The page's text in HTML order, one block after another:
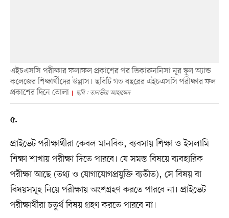
এইচএসসি পরীক্ষার ফলাফল প্রকাশের পর ভিকারুননিসা নূর স্কুল অ্যান্ড
কলেজের শিক্ষার্থীদের উল্লাস। ছবিটি গত বছরের এইচএসসি পরীক্ষার ফল
প্রকাশের দিনে তোলা
ছবি : তানভীর আহাম্মেদ
৫.
প্রাইভেট পরীক্ষার্থীরা কেবল মানবিক, ব্যবসায় শিক্ষা ও ইসলামি
শিক্ষা শাখায় পরীক্ষা দিতে পারবে। যে সমস্ত বিষয়ে ব্যবহারিক
পরীক্ষা আছে (তথ্য ও যোগাযোগপ্রযুক্তি ব্যতীত), সে বিষয় বা
বিষয়সমূহ নিয়ে পরীক্ষায় অংশগ্রহণ করতে পারবে না। প্রাইভেট
পরীক্ষার্থীরা চতুর্থ বিষয় গ্রহণ করতে পারবে না।